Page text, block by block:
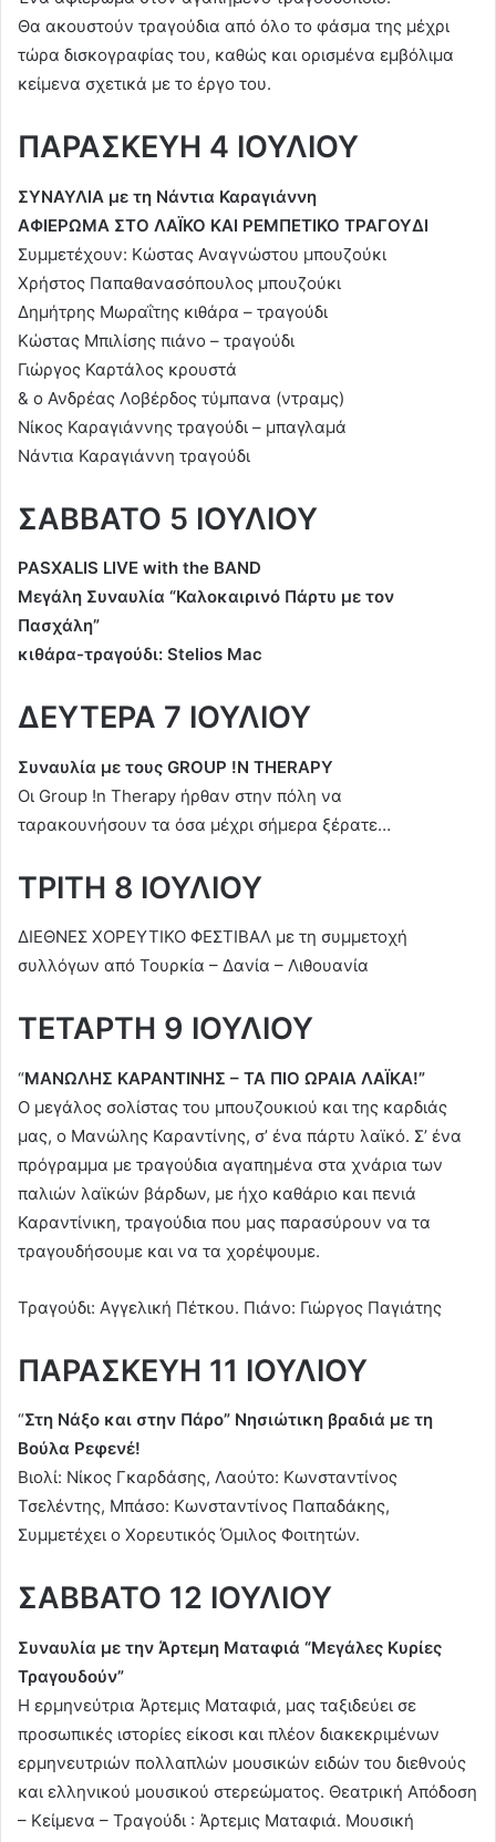
Θα ακουστούν τραγούδια από όλο το φάσμα της μέχρι
τώρα δισκογραφίας του, καθώς και ορισμένα εμβόλιμα
κείμενα σχετικά με το έργο του.
ΠΑΡΑΣΚΕΥΗ 4 ΙΟΥΛΙΟΥ
ΣΥΝΑΥΛΙΑ με τη Νάντια Καραγιάννη
ΑΦΙΕΡΩΜΑ ΣΤΟ ΛΑΪΚΟ ΚΑΙ ΡΕΜΠΕΤΙΚΟ ΤΡΑΓΟΥΔΙ
Συμμετέχουν: Κώστας Αναγνώστου μπουζούκι
Χρήστος Παπαθανασόπουλος μπουζούκι
Δημήτρης Μωραΐτης κιθάρα – τραγούδι
Κώστας Μπιλίσης πιάνο – τραγούδι
Γιώργος Καρτάλος κρουστά
& ο Ανδρέας Λοβέρδος τύμπανα (ντραμς)
Νίκος Καραγιάννης τραγούδι – μπαγλαμά
Νάντια Καραγιάννη τραγούδι
ΣΑΒΒΑΤΟ 5 ΙΟΥΛΙΟΥ
PASXALIS LIVE with the BAND
Μεγάλη Συναυλία “Καλοκαιρινό Πάρτυ με τον
Πασχάλη”
κιθάρα-τραγούδι: Stelios Mac
ΔΕΥΤΕΡΑ 7 ΙΟΥΛΙΟΥ
Συναυλία με τους GROUP !N THERAPY
Οι Group !n Therapy ήρθαν στην πόλη να
ταρακουνήσουν τα όσα μέχρι σήμερα ξέρατε…
ΤΡΙΤΗ 8 ΙΟΥΛΙΟΥ
ΔΙΕΘΝΕΣ ΧΟΡΕΥΤΙΚΟ ΦΕΣΤΙΒΑΛ με τη συμμετοχή
συλλόγων από Τουρκία – Δανία – Λιθουανία
ΤΕΤΑΡΤΗ 9 ΙΟΥΛΙΟΥ
“ΜΑΝΩΛΗΣ ΚΑΡΑΝΤΙΝΗΣ – ΤΑ ΠΙΟ ΩΡΑΙΑ ΛΑΪΚΑ!”
Ο μεγάλος σολίστας του μπουζουκιού και της καρδιάς
μας, ο Μανώλης Καραντίνης, σ’ ένα πάρτυ λαϊκό. Σ’ ένα
πρόγραμμα με τραγούδια αγαπημένα στα χνάρια των
παλιών λαϊκών βάρδων, με ήχο καθάριο και πενιά
Καραντίνικη, τραγούδια που μας παρασύρουν να τα
τραγουδήσουμε και να τα χορέψουμε.
Τραγούδι: Αγγελική Πέτκου. Πιάνο: Γιώργος Παγιάτης
ΠΑΡΑΣΚΕΥΗ 11 ΙΟΥΛΙΟΥ
“Στη Νάξο και στην Πάρο” Νησιώτικη βραδιά με τη
Βούλα Ρεφενέ!
Βιολί: Νίκος Γκαρδάσης, Λαούτο: Κωνσταντίνος
Τσελέντης, Μπάσο: Κωνσταντίνος Παπαδάκης,
Συμμετέχει ο Χορευτικός Όμιλος Φοιτητών.
ΣΑΒΒΑΤΟ 12 ΙΟΥΛΙΟΥ
Συναυλία με την Άρτεμη Ματαφιά “Μεγάλες Κυρίες
Τραγουδούν”
Η ερμηνεύτρια Άρτεμις Ματαφιά, μας ταξιδεύει σε
προσωπικές ιστορίες είκοσι και πλέον διακεκριμένων
ερμηνευτριών πολλαπλών μουσικών ειδών του διεθνούς
και ελληνικού μουσικού στερεώματος. Θεατρική Απόδοση
– Κείμενα – Τραγούδι : Άρτεμις Ματαφιά. Μουσική